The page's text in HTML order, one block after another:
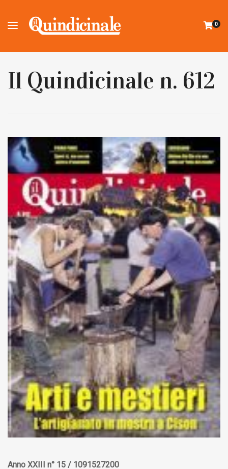
0
Il Quindicinale n. 612
Anno XXIII n° 15 / 1091527200